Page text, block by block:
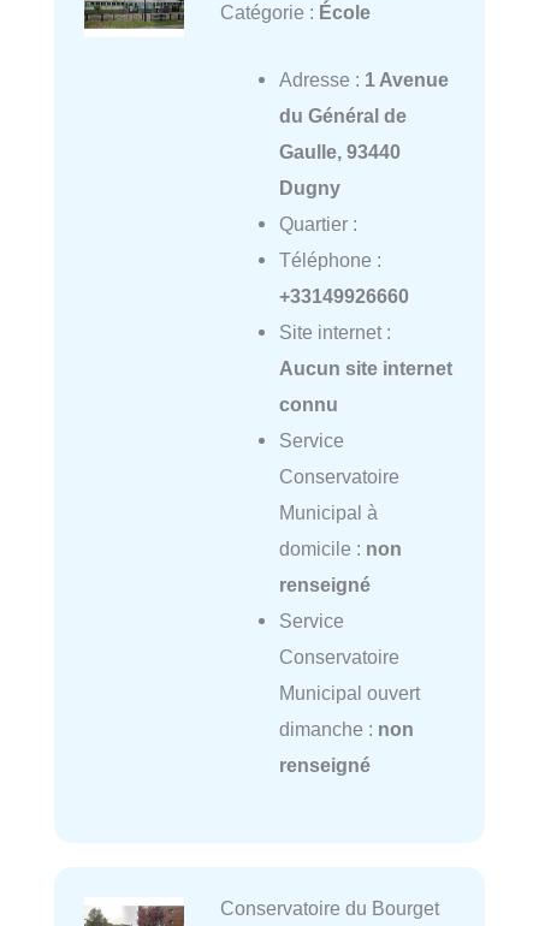
Catégorie : École
Adresse : 1 Avenue
du Général de
Gaulle, 93440
Dugny
Quartier :
Téléphone :
+33149926660
Site internet :
Aucun site internet
connu
Service
Conservatoire
Municipal à
domicile : non
renseigné
Service
Conservatoire
Municipal ouvert
dimanche : non
renseigné
Conservatoire du Bourget